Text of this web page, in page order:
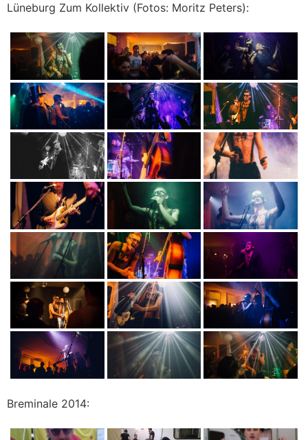
Lüneburg Zum Kollektiv (Fotos: Moritz Peters):
Breminale 2014: